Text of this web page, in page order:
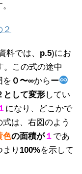
では、 p.5)にお
。この式の途中
を ０〜∞からー
として変形してい
になり、どこかで
は、右図のよう
色の面積が１ であ
まり 100%を示して